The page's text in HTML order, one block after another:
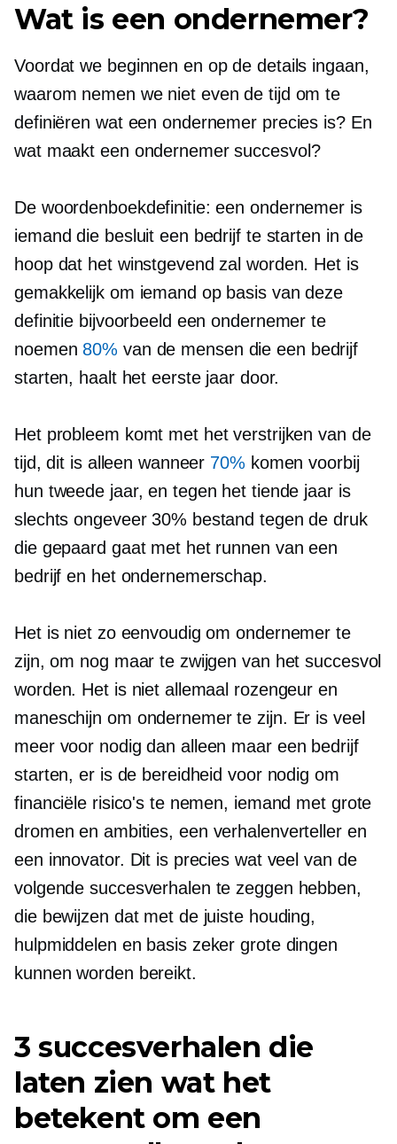
Wat is een ondernemer?
Voordat we beginnen en op de details ingaan,
waarom nemen we niet even de tijd om te
definiëren wat een ondernemer precies is? En
wat maakt een ondernemer succesvol?
De woordenboekdefinitie: een ondernemer is
iemand die besluit een bedrijf te starten in de
hoop dat het winstgevend zal worden. Het is
gemakkelijk om iemand op basis van deze
definitie bijvoorbeeld een ondernemer te
noemen 80% van de mensen die een bedrijf
starten, haalt het eerste jaar door.
Het probleem komt met het verstrijken van de
tijd, dit is alleen wanneer 70% komen voorbij
hun tweede jaar, en tegen het tiende jaar is
slechts ongeveer 30% bestand tegen de druk
die gepaard gaat met het runnen van een
bedrijf en het ondernemerschap.
Het is niet zo eenvoudig om ondernemer te
zijn, om nog maar te zwijgen van het succesvol
worden. Het is niet allemaal rozengeur en
maneschijn om ondernemer te zijn. Er is veel
meer voor nodig dan alleen maar een bedrijf
starten, er is de bereidheid voor nodig om
financiële risico's te nemen, iemand met grote
dromen en ambities, een verhalenverteller en
een innovator. Dit is precies wat veel van de
volgende succesverhalen te zeggen hebben,
die bewijzen dat met de juiste houding,
hulpmiddelen en basis zeker grote dingen
kunnen worden bereikt.
3 succesverhalen die
laten zien wat het
betekent om een ​​